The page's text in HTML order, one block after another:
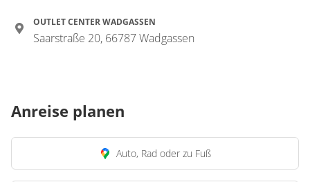
OUTLET CENTER WADGASSEN
Saarstraße 20, 66787 Wadgassen
Anreise planen
Auto, Rad oder zu Fuß